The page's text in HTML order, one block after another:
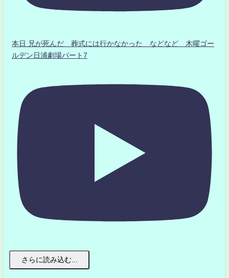
本日 兄が死んだ 葬式には行かなかった などなど 木曜ゴー
ルデン日浦劇場パート7
さらに読み込む...